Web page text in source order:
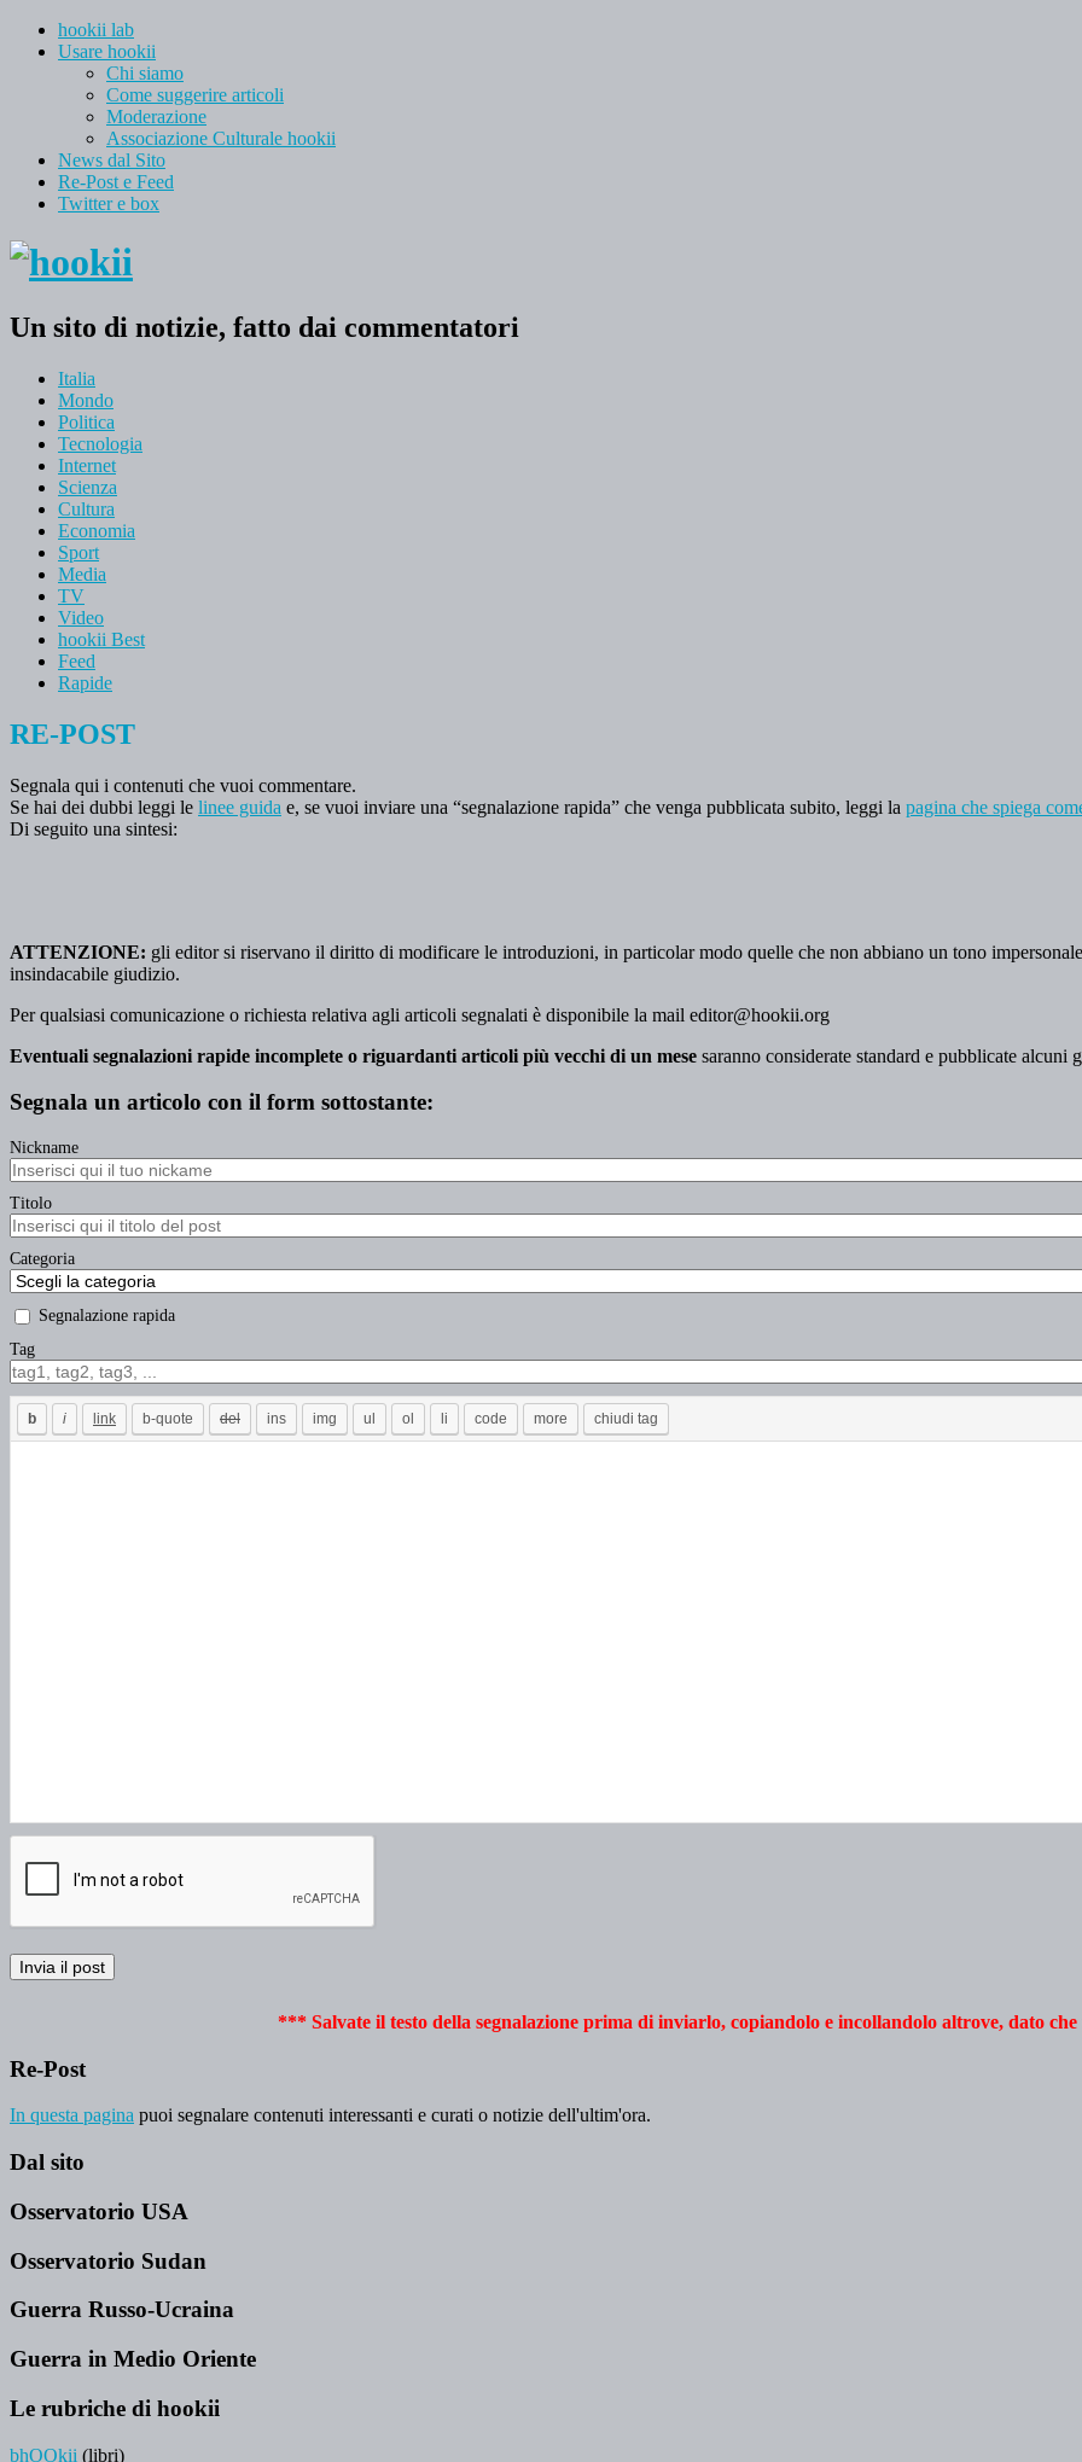
hookii lab
Usare hookii
Chi siamo
Come suggerire articoli
Moderazione
Associazione Culturale hookii
News dal Sito
Re-Post e Feed
Twitter e box
Un sito di notizie, fatto dai commentatori
Italia
Mondo
Politica
Tecnologia
Internet
Scienza
Cultura
Economia
Sport
Media
TV
Video
hookii Best
Feed
Rapide
RE-POST
Segnala qui i contenuti che vuoi commentare.
Se hai dei dubbi leggi le linee guida e, se vuoi inviare una “segnalazione rapida” che venga pubblicata subito, leggi la pagina che spiega
Di seguito una sintesi:
ATTENZIONE: gli editor si riservano il diritto di modificare le introduzioni, in particolar modo quelle che non abbiano un tono
insindacabile giudizio.
Per qualsiasi comunicazione o richiesta relativa agli articoli segnalati è disponibile la mail editor@hookii.org
Eventuali segnalazioni rapide incomplete o riguardanti articoli più vecchi di un mese saranno considerate standard e pubblicate alcuni
Segnala un articolo con il form sottostante:
Nickname
Titolo
Categoria
Segnalazione rapida
Tag
*** Salvate il testo della segnalazione prima di inviarlo, copiandolo e incollandolo altrove, dato
Re-Post
In questa pagina puoi segnalare contenuti interessanti e curati o notizie dell'ultim'ora.
Dal sito
Osservatorio USA
Osservatorio Sudan
Guerra Russo-Ucraina
Guerra in Medio Oriente
Le rubriche di hookii
bhOOkii (libri)